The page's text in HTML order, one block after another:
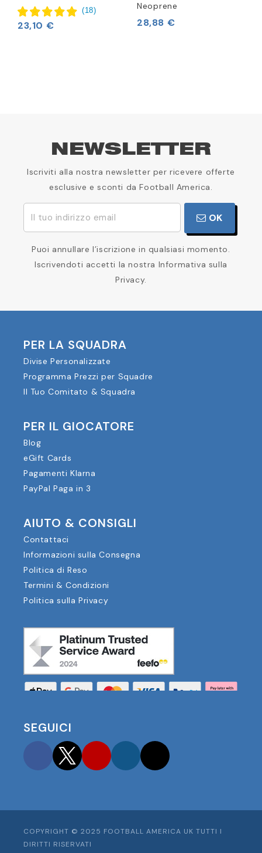
(18)
23,10 €
Neoprene
28,88 €
NEWSLETTER
Iscriviti alla nostra newsletter per ricevere offerte
esclusive e sconti da Football America.
OK
Puoi annullare l’iscrizione in qualsiasi momento.
Iscrivendoti accetti la nostra Informativa sulla
Privacy.
PER LA SQUADRA
Divise Personalizzate
Programma Prezzi per Squadre
Il Tuo Comitato & Squadra
PER IL GIOCATORE
Blog
eGift Cards
Pagamenti Klarna
PayPal Paga in 3
AIUTO & CONSIGLI
Contattaci
Informazioni sulla Consegna
Politica di Reso
Termini & Condizioni
Politica sulla Privacy
SEGUICI
FacebookTwitterYouTubeInstagram
COPYRIGHT © 2025 FOOTBALL AMERICA UK TUTTI I
DIRITTI RISERVATI